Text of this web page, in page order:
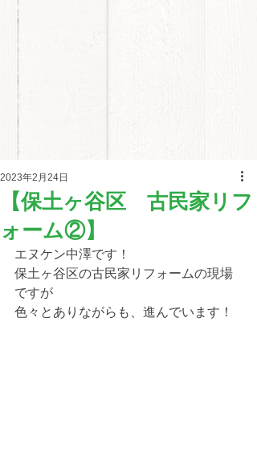
【保土ヶ谷区 古民家リフ
ォーム②】
2023年2月24日
エヌケン中澤です！
保土ヶ谷区の古民家リフォームの現場
ですが
色々とありながらも、進んでいます！